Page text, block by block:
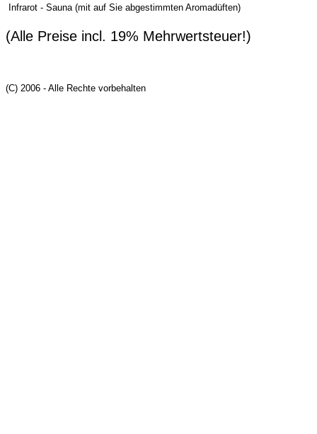
Infrarot - Sauna (mit auf Sie abgestimmten Aromadüften)
(Alle Preise incl. 19% Mehrwertsteuer!)
(C) 2006 - Alle Rechte vorbehalten